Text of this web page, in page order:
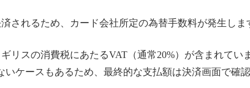
されるため、カード会社所定の為替手数料が発生しま
リスの消費税にあたるVAT（通常20%）が含まれて
いケースもあるため、最終的な支払額は決済画面で確認